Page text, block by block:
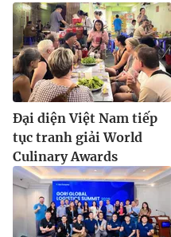
Đại diện Việt Nam tiếp
tục tranh giải World
Culinary Awards